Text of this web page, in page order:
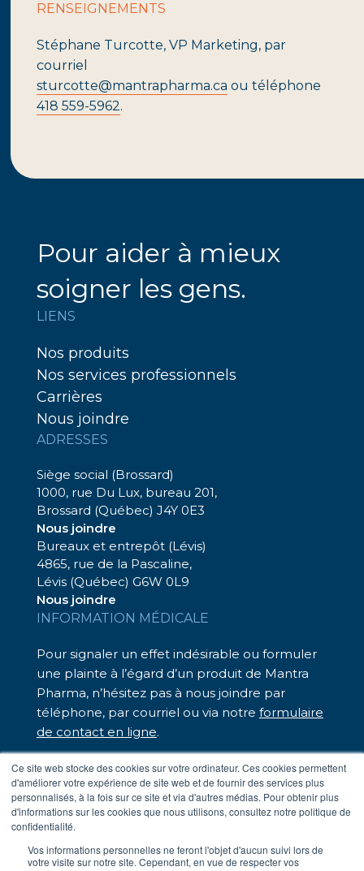
Ce site web stocke des cookies sur votre ordinateur. Ces cookies permettent
d'améliorer votre expérience de site web et de fournir des services plus
personnalisés, à la fois sur ce site et via d'autres médias. Pour obtenir plus
d'informations sur les cookies que nous utilisons, consultez notre politique de
confidentialité.
Vos informations personnelles ne feront l'objet d'aucun suivi lors de
votre visite sur notre site. Cependant, en vue de respecter vos
RENSEIGNEMENTS
Stéphane Turcotte, VP Marketing, par
courriel
sturcotte@mantrapharma.ca ou téléphone
418 559-5962.
Pour aider à mieux
soigner les gens.
LIENS
Nos produits
Nos services professionnels
Carrières
Nous joindre
ADRESSES
Siège social (Brossard)
1000, rue Du Lux, bureau 201,
Brossard (Québec) J4Y 0E3
Nous joindre
Bureaux et entrepôt (Lévis)
4865, rue de la Pascaline,
Lévis (Québec) G6W 0L9
Nous joindre
INFORMATION MÉDICALE
Pour signaler un effet indésirable ou formuler
une plainte à l’égard d’un produit de Mantra
Pharma, n’hésitez pas à nous joindre par
téléphone, par courriel ou via notre formulaire
de contact en ligne.
Nous sommes là pour vous assister.
– Téléphone sans frais : 1 833 248-7326
– Par courriel :medinfo@mantrapharma.ca
Conditions d’utilisation